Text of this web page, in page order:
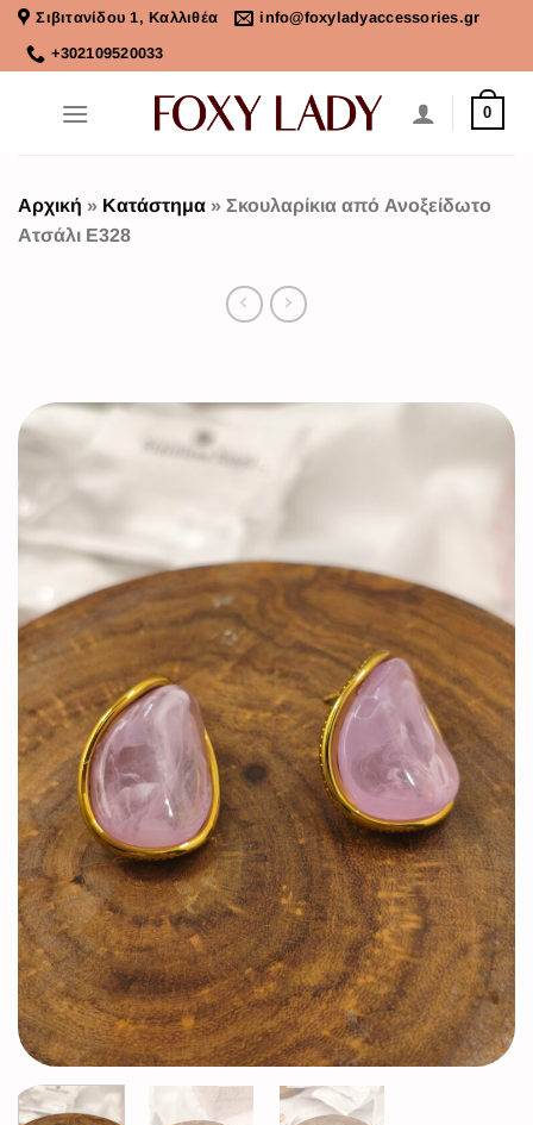
Σιβιτανίδου 1, Καλλιθέα
info@foxyladyaccessories.gr
+302109520033
0
Αρχική » Κατάστημα » Σκουλαρίκια από Ανοξείδωτο
Ατσάλι Ε328